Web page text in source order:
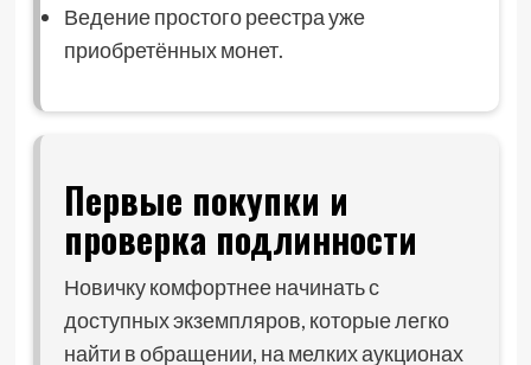
Ведение простого реестра уже
приобретённых монет.
Первые покупки и
проверка подлинности
Новичку комфортнее начинать с
доступных экземпляров, которые легко
найти в обращении, на мелких аукционах